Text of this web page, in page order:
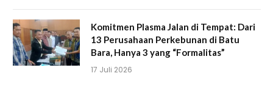
Komitmen Plasma Jalan di Tempat: Dari
13 Perusahaan Perkebunan di Batu
Bara, Hanya 3 yang “Formalitas”
17 Juli 2026